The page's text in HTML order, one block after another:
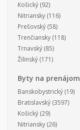
Košický (92)
Nitriansky (116)
Prešovský (58)
Trenčiansky (118)
Trnavský (85)
Žilinský (171)
Byty na prenájom
Banskobystrický (19)
Bratislavský (3597)
Košický (29)
Nitriansky (26)